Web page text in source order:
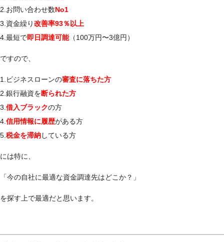
2.お問い合わせ数No1
3.資金繰り改善率93％以上
4.最短で即日調達可能（100万円〜3億円）
ですので、
1.ビジネスローンの審査に落ちた方
2.銀行融資を断られた方
3. 借入ブラックの方
4. 信用情報に履歴がある方
5. 税金を滞納している方
には特に、
「今の自社に最適な資金調達先はどこか？」
を探す上で最適だと思います。